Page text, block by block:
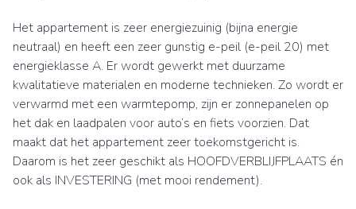
Het appartement is zeer energiezuinig (bijna energie
neutraal) en heeft een zeer gunstig e-peil (e-peil 20) met
energieklasse A. Er wordt gewerkt met duurzame
kwalitatieve materialen en moderne technieken. Zo wordt er
verwarmd met een warmtepomp, zijn er zonnepanelen op
het dak en laadpalen voor auto’s en fiets voorzien. Dat
maakt dat het appartement zeer toekomstgericht is.
Daarom is het zeer geschikt als HOOFDVERBLIJFPLAATS én
ook als INVESTERING (met mooi rendement).